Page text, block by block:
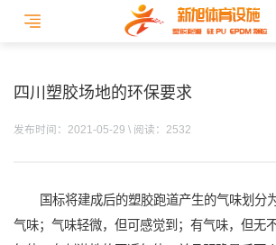
四川塑胶场地的环保要求
发布时间：2021-05-29 \ 阅读：2532
国标将建成后的塑胶跑道产生的气味划分
气味；气味轻微，但可感觉到；有气味，但无